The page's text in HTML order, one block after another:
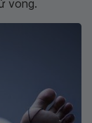
vong.